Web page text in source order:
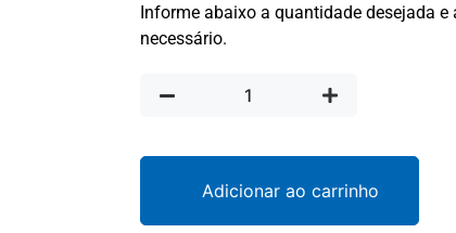
Informe abaixo a quantidade desejada e
necessário.
Adicionar ao carrinho